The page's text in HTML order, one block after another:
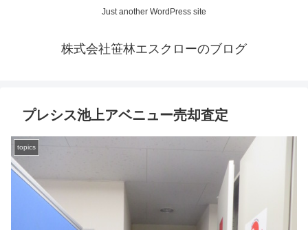
Just another WordPress site
株式会社笹林エスクローのブログ
プレシス池上アベニュー売却査定
topics